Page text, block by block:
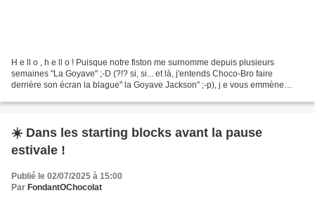
H e ll o , h e ll o ! Puisque notre fiston me surnomme depuis plusieurs
semaines "La Goyave" ;-D (?!? si, si... et là, j'entends Choco-Bro faire
derrière son écran la blague" la Goyave Jackson" ;-p), j e vous emmène
☀️ Dans les starting blocks avant la pause
estivale !
Publié le 02/07/2025 à 15:00
Par FondantOChocolat